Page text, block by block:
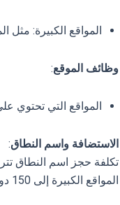
المواقع الكبيرة: مثل
وظائف الموقع:
المواقع التي تحتوي
الاستضافة واسم النطاق:
المواقع الكبيرة إلى 150 دولار سنويًا.